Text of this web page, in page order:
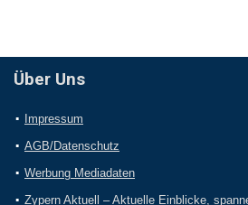
Über Uns
Impressum
AGB/Datenschutz
Werbung Mediadaten
Zypern Aktuell – Aktuelle Einblicke,